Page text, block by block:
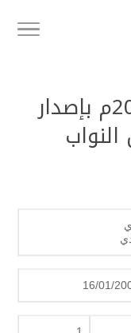
قانون رقم (1) لسنة 2006م بإصدار
16/01/